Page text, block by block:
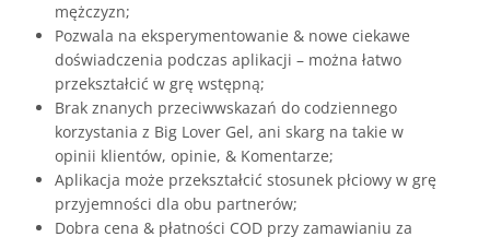
mężczyzn;
Pozwala na eksperymentowanie & nowe ciekawe
doświadczenia podczas aplikacji – można łatwo
przekształcić w grę wstępną;
Brak znanych przeciwwskazań do codziennego
korzystania z Big Lover Gel, ani skarg na takie w
opinii klientów, opinie, & Komentarze;
Aplikacja może przekształcić stosunek płciowy w grę
przyjemności dla obu partnerów;
Dobra cena & płatności COD przy zamawianiu za